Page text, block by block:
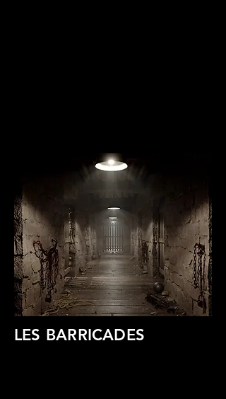
LES BARRICADES